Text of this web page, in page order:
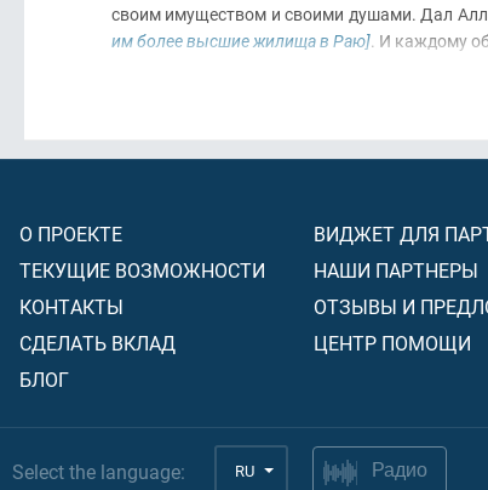
своим имуществом и своими душами. Дал
им более высшие жилища в Раю]. И каждому
О ПРОЕКТЕ
ТЕКУЩИЕ ВОЗМОЖНОСТИ
КОНТАКТЫ
СДЕЛАТЬ ВКЛАД
БЛОГ
ВИДЖЕТ ДЛЯ
НАШИ ПАРТНЕРЫ
ОТЗЫВЫ И
ЦЕНТР ПОМОЩИ
Select the language: RU Радио